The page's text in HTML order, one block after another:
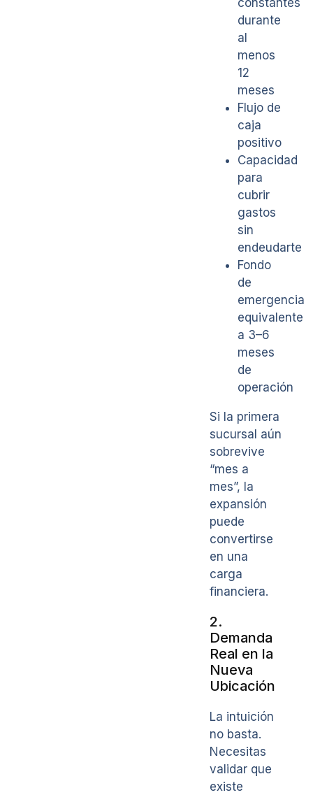
durante
al
menos
12
meses
Flujo de
caja
positivo
Capacidad
para
cubrir
gastos
sin
endeudarte
Fondo
de
emergencia
equivalente
a 3–6
meses
de
operación
Si la primera
sucursal aún
sobrevive
“mes a
mes”, la
expansión
puede
convertirse
en una
carga
financiera.
2.
Demanda
Real en la
Nueva
Ubicación
La intuición
no basta.
Necesitas
validar que
existe